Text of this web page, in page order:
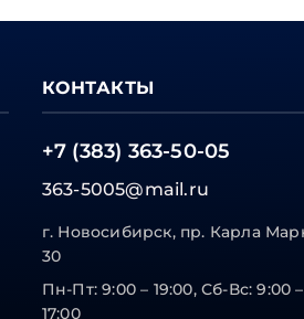
КОНТАКТЫ
+7 (383) 363-50-05
363-5005@mail.ru
г. Новосибирск, пр. Карла
30
Пн-Пт: 9:00 – 19:00, Сб-Вс: 9:00 –
17:00